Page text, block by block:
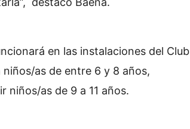
en las instalaciones del Club
niños/as de entre 6 y 8 años,
niños/as de 9 a 11 años.